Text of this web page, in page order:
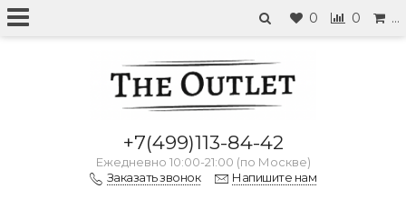
0 0 …
+7(499)113-84-42
Ежедневно 10:00-21:00 (по Москве)
Заказать звонок
Напишите нам